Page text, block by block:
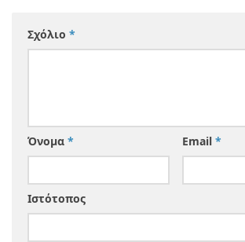
Σχόλιο *
Όνομα * Email *
Ιστότοπος